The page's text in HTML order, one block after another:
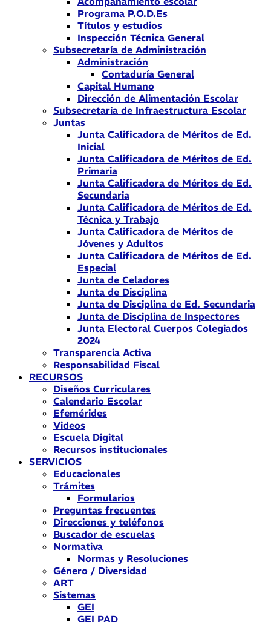
Programa P.O.D.Es
Títulos y estudios
Inspección Técnica General
Subsecretaría de Administración
Administración
Contaduría General
Capital Humano
Dirección de Alimentación Escolar
Subsecretaría de Infraestructura Escolar
Juntas
Junta Calificadora de Méritos de Ed.
Inicial
Junta Calificadora de Méritos de Ed.
Primaria
Junta Calificadora de Méritos de Ed.
Secundaria
Junta Calificadora de Méritos de Ed.
Técnica y Trabajo
Junta Calificadora de Méritos de
Jóvenes y Adultos
Junta Calificadora de Méritos de Ed.
Especial
Junta de Celadores
Junta de Disciplina
Junta de Disciplina de Ed. Secundaria
Junta de Disciplina de Inspectores
Junta Electoral Cuerpos Colegiados
2024
Transparencia Activa
Responsabilidad Fiscal
RECURSOS
Diseños Curriculares
Calendario Escolar
Efemérides
Videos
Escuela Digital
Recursos institucionales
SERVICIOS
Educacionales
Trámites
Formularios
Preguntas frecuentes
Direcciones y teléfonos
Buscador de escuelas
Normativa
Normas y Resoluciones
Género / Diversidad
ART
Sistemas
GEI
GEI PAD